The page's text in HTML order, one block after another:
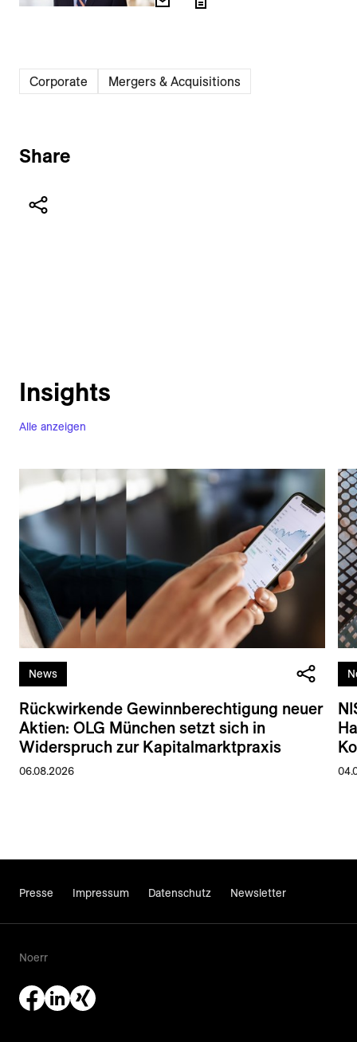
Corporate Mergers & Acquisitions
Share
Alle anzeigen
Insights
News
Rückwirkende Gewinnberechtigung neuer
Aktien: OLG München setzt sich in
Widerspruch zur Kapitalmarktpraxis
06.08.2026
Presse Impressum Datenschutz Newsletter
Noerr